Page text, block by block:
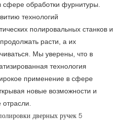
сфере обработки фурнитуры.
технологий
полировальных станков и
расти, а их
Мы уверены, что в
технология
применение в сфере
новые возможности и
отрасли.